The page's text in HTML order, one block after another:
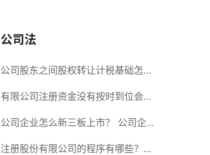
公司法
公司股东之间股权转让计税基础怎么
确认？公司股东之间的股权转让要符
合什么要件？
有限公司注册资金没有按时到位会怎
么样？股份有限公司设立的注册条件
公司企业怎么新三板上市？ 公司企
业新三板上市的流程
注册股份有限公司的程序有哪些？注